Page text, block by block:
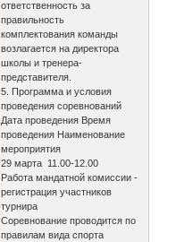
ответственность за
правильность
комплектования команды
возлагается на директора
школы и тренера-
представителя.
5. Программа и условия
проведения соревнований
Дата проведения Время
проведения Наименование
мероприятия
29 марта 11.00-12.00
Работа мандатной комиссии -
регистрация участников
турнира
Соревнование проводится по
правилам вида спорта